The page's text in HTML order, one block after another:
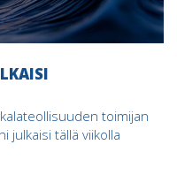
toimijan
julkaisi tällä viikolla